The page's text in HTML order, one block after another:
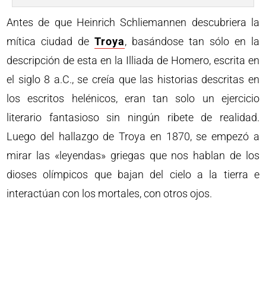
Antes de que Heinrich Schliemannen descubriera la
mítica ciudad deTroya, basándose tan sólo en la
descripción de esta en la Illiada de Homero, escrita en
el siglo 8 a.C., se creía que las historias descritas en
los escritos helénicos, eran tan solo un ejercicio
literario fantasioso sin ningún ribete de realidad.
Luego del hallazgo de Troya en 1870, se empezó a
mirar las «leyendas» griegas que nos hablan de los
dioses olímpicos que bajan del cielo a la tierra e
interactúan con los mortales, con otros ojos.